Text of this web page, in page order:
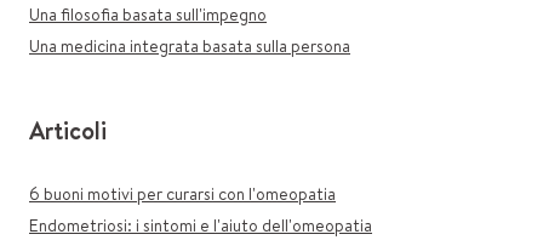
Una filosofia basata sull'impegno
Una medicina integrata basata sulla persona
Articoli
6 buoni motivi per curarsi con l'omeopatia
Endometriosi: i sintomi e l'aiuto dell'omeopatia